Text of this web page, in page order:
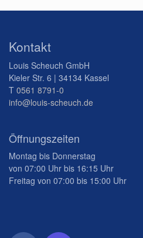
Kontakt
Louis Scheuch GmbH
Kieler Str. 6 | 34134 Kassel
T 0561 8791-0
info@louis-scheuch.de
Öffnungszeiten
Montag bis Donnerstag
von 07:00 Uhr bis 16:15 Uhr
Freitag von 07:00 bis 15:00 Uhr